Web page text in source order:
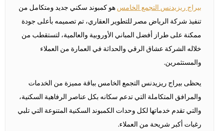
بيراج ريزيدنس التجمع الخامسهو كمبوند سكني جديد ومتكامل من
تنفيذ شركة الرياض مصر للتطوير العقاري، تم تصميمه بأعلى جودة
ممكنة على طراز أفضل المباني الأوروبية والعالمية، لتستقطب من
خلاله الشركة عشاق الرقي والحداثة في العمارة من العملاء
والمستثمرين.
يحظى بيراج ريزيدنس التجمع الخامس بباقة مميزة من الخدمات
والمرافق المتكاملة التي تدعم سكانه بكل عناصر الرفاهية السكنية،
والتي تقدم خدماتها لكل وحدات الكمبوند السكنية المتنوعة التي تلبي
رغبات أكبر شريحة من العملاء.